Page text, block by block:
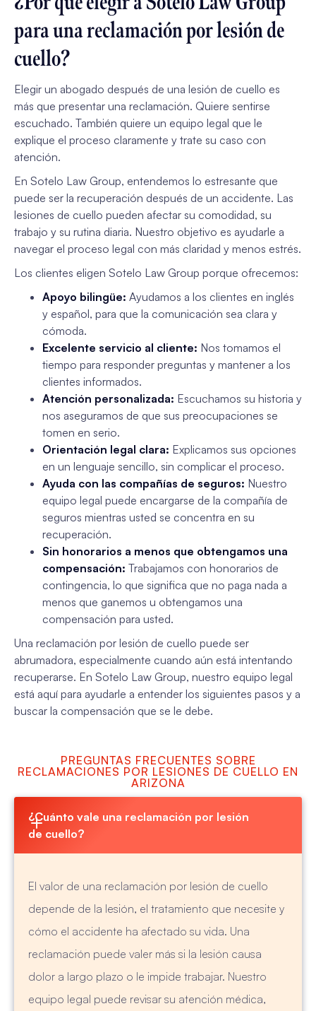
para una reclamación por lesión de
cuello?
Elegir un abogado después de una lesión de cuello es
más que presentar una reclamación. Quiere sentirse
escuchado. También quiere un equipo legal que le
explique el proceso claramente y trate su caso con
atención.
En Sotelo Law Group, entendemos lo estresante que
puede ser la recuperación después de un accidente. Las
lesiones de cuello pueden afectar su comodidad, su
trabajo y su rutina diaria. Nuestro objetivo es ayudarle a
navegar el proceso legal con más claridad y menos estrés.
Los clientes eligen Sotelo Law Group porque ofrecemos:
Apoyo bilingüe: Ayudamos a los clientes en inglés
y español, para que la comunicación sea clara y
cómoda.
Excelente servicio al cliente: Nos tomamos el
tiempo para responder preguntas y mantener a los
clientes informados.
Atención personalizada: Escuchamos su historia y
nos aseguramos de que sus preocupaciones se
tomen en serio.
Orientación legal clara: Explicamos sus opciones
en un lenguaje sencillo, sin complicar el proceso.
Ayuda con las compañías de seguros: Nuestro
equipo legal puede encargarse de la compañía de
seguros mientras usted se concentra en su
recuperación.
Sin honorarios a menos que obtengamos una
compensación: Trabajamos con honorarios de
contingencia, lo que significa que no paga nada a
menos que ganemos u obtengamos una
compensación para usted.
Una reclamación por lesión de cuello puede ser
abrumadora, especialmente cuando aún está intentando
recuperarse. En Sotelo Law Group, nuestro equipo legal
está aquí para ayudarle a entender los siguientes pasos y a
buscar la compensación que se le debe.
PREGUNTAS FRECUENTES SOBRE
RECLAMACIONES POR LESIONES DE CUELLO EN
ARIZONA
¿Cuánto vale una reclamación por lesión
de cuello?
El valor de una reclamación por lesión de cuello
depende de la lesión, el tratamiento que necesite y
cómo el accidente ha afectado su vida. Una
reclamación puede valer más si la lesión causa
dolor a largo plazo o le impide trabajar. Nuestro
equipo legal puede revisar su atención médica,